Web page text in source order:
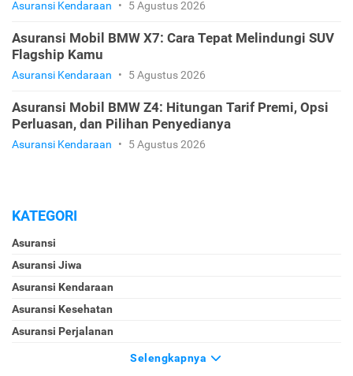
Asuransi Kendaraan • 5 Agustus 2026
Asuransi Mobil BMW X7: Cara Tepat Melindungi SUV
Flagship Kamu
Asuransi Kendaraan • 5 Agustus 2026
Asuransi Mobil BMW Z4: Hitungan Tarif Premi, Opsi
Perluasan, dan Pilihan Penyedianya
Asuransi Kendaraan • 5 Agustus 2026
KATEGORI
Asuransi
Asuransi Jiwa
Asuransi Kendaraan
Asuransi Kesehatan
Asuransi Perjalanan
Selengkapnya